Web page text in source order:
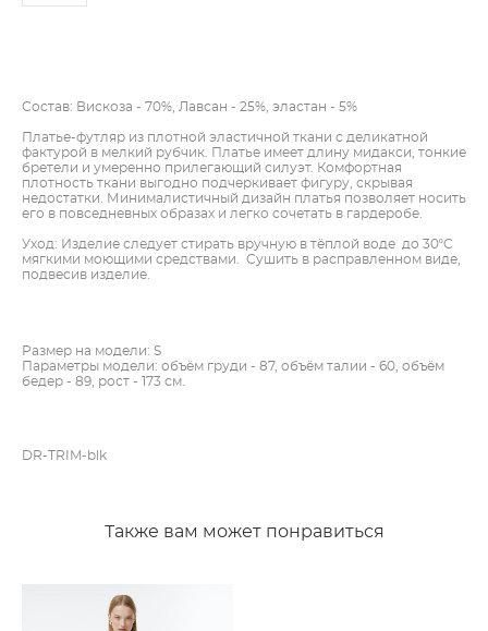
Состав: Вискоза - 70%, Лавсан - 25%, эластан - 5%
Платье-футляр из плотной эластичной ткани с деликатной
фактурой в мелкий рубчик. Платье имеет длину мидакси, тонкие
бретели и умеренно прилегающий силуэт. Комфортная
плотность ткани выгодно подчеркивает фигуру, скрывая
недостатки. Минималистичный дизайн платья позволяет носить
его в повседневных образах и легко сочетать в гардеробе.
Уход: Изделие следует стирать вручную в тёплой воде до 30ºC
мягкими моющими средствами. Сушить в расправленном виде,
подвесив изделие.
Размер на модели: S
Параметры модели: объём груди - 87, объём талии - 60, объём
бедер - 89, рост - 173 см.
DR-TRIM-blk
Также вам может понравиться